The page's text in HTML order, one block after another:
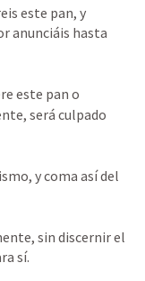
este pan, y
anunciáis hasta
este pan o
será culpado
y coma así del
sin discernir el
sí.